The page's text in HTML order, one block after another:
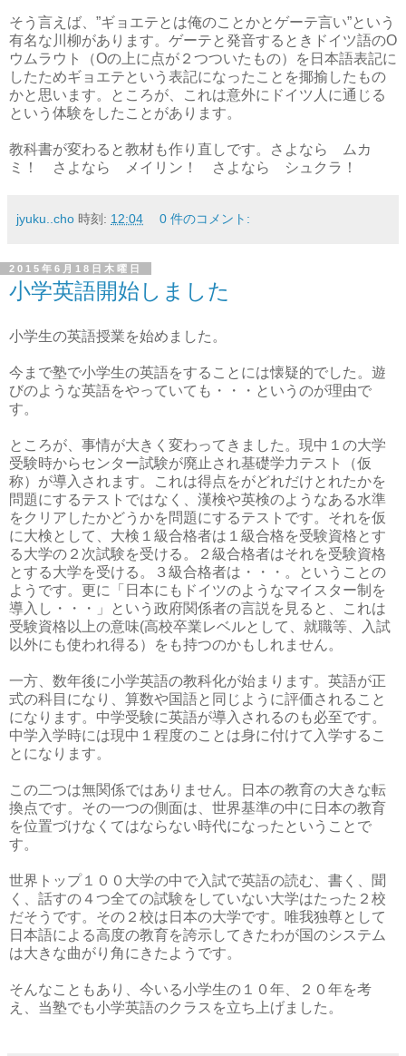
そう言えば、”ギョエテとは俺のことかとゲーテ言い”という
有名な川柳があります。ゲーテと発音するときドイツ語のO
ウムラウト（Oの上に点が２つついたもの）を日本語表記に
したためギョエテという表記になったことを揶揄したもの
かと思います。ところが、これは意外にドイツ人に通じる
という体験をしたことがあります。
教科書が変わると教材も作り直しです。さよなら ムカ
ミ！ さよなら メイリン！ さよなら シュクラ！
jyuku..cho 時刻: 12:04 0 件のコメント:
2015年6月18日木曜日
小学英語開始しました
小学生の英語授業を始めました。
今まで塾で小学生の英語をすることには懐疑的でした。遊
びのような英語をやっていても・・・というのが理由で
す。
ところが、事情が大きく変わってきました。現中１の大学
受験時からセンター試験が廃止され基礎学力テスト（仮
称）が導入されます。これは得点をがどれだけとれたかを
問題にするテストではなく、漢検や英検のようなある水準
をクリアしたかどうかを問題にするテストです。それを仮
に大検として、大検１級合格者は１級合格を受験資格とす
る大学の２次試験を受ける。２級合格者はそれを受験資格
とする大学を受ける。３級合格者は・・・。ということの
ようです。更に「日本にもドイツのようなマイスター制を
導入し・・・」という政府関係者の言説を見ると、これは
受験資格以上の意味(高校卒業レベルとして、就職等、入試
以外にも使われ得る）をも持つのかもしれません。
一方、数年後に小学英語の教科化が始まります。英語が正
式の科目になり、算数や国語と同じように評価されること
になります。中学受験に英語が導入されるのも必至です。
中学入学時には現中１程度のことは身に付けて入学するこ
とになります。
この二つは無関係ではありません。日本の教育の大きな転
換点です。その一つの側面は、世界基準の中に日本の教育
を位置づけなくてはならない時代になったということで
す。
世界トップ１００大学の中で入試で英語の読む、書く、聞
く、話すの４つ全ての試験をしていない大学はたった２校
だそうです。その２校は日本の大学です。唯我独尊として
日本語による高度の教育を誇示してきたわが国のシステム
は大きな曲がり角にきたようです。
そんなこともあり、今いる小学生の１０年、２０年を考
え、当塾でも小学英語のクラスを立ち上げました。